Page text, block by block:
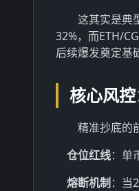
这其实是典
32%，而ETH/
后续爆发奠定基
核心风
精准抄底的
仓位红线：单
熔断机制 ：当